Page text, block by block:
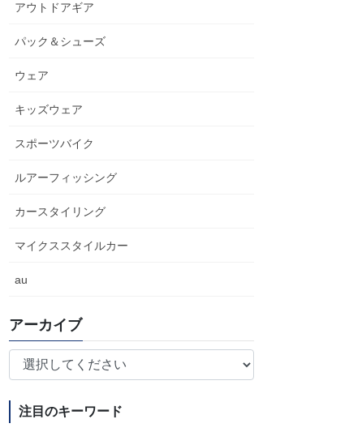
アウトドアギア
パック＆シューズ
ウェア
キッズウェア
スポーツバイク
ルアーフィッシング
カースタイリング
マイクススタイルカー
au
アーカイブ
注目のキーワード